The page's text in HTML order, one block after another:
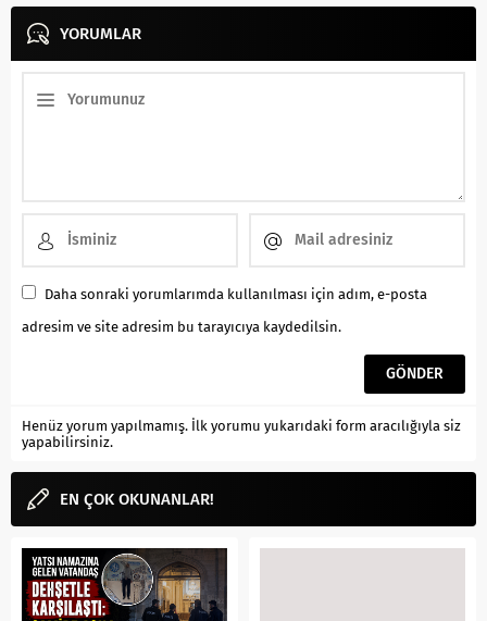
ağır yaralandı. Olay, Alaca...
YORUMLAR
Daha sonraki yorumlarımda kullanılması için adım, e-posta
adresim ve site adresim bu tarayıcıya kaydedilsin.
Henüz yorum yapılmamış. İlk yorumu yukarıdaki form aracılığıyla siz
yapabilirsiniz.
EN ÇOK OKUNANLAR!